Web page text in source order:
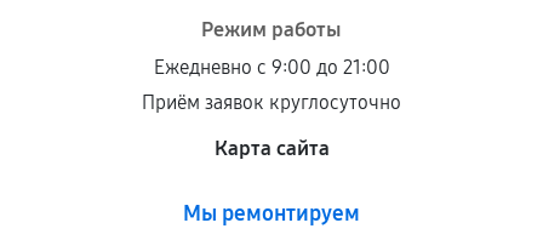
Режим работы
Ежедневно с 9:00 до 21:00
Приём заявок круглосуточно
Карта сайта
Мы ремонтируем